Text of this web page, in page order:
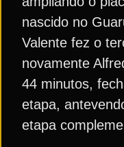
nascido no
Valente fez o
novamente
44 minutos,
etapa,
etapa